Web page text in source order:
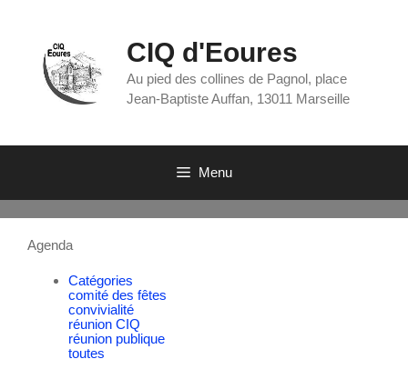
CIQ d'Eoures
Au pied des collines de Pagnol, place
Jean-Baptiste Auffan, 13011 Marseille
Menu
Agenda
Catégories
comité des fêtes
convivialité
réunion CIQ
réunion publique
toutes